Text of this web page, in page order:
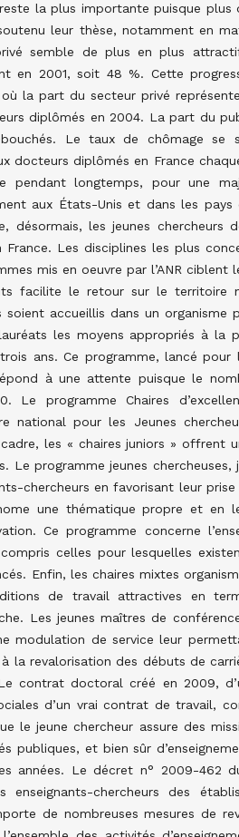
la plus importante puisque plus
leur thèse, notamment en
semble de plus en plus
en 2001, soit 48 %. Cette
la part du secteur privé
diplômés en 2004. La part du
Le taux de chômage se
docteurs diplômés en France
pendant longtemps, pour une
aux États-Unis et dans les
désormais, les jeunes chercheurs
Les disciplines les plus
mis en oeuvre par l’ANR ciblent
facilite le retour sur le territoire
soient accueillis dans un
les moyens appropriés à la
ans. Ce programme, lancé
à une attente puisque le
Le programme Chaires
national pour les Jeunes
les « chaires juniors » offrent
Le programme jeunes
chercheurs en favorisant leur
une thématique propre et en
Ce programme concerne
celles pour lesquelles
Enfin, les chaires mixtes
de travail attractives en
Les jeunes maîtres de
modulation de service leur
la revalorisation des débuts de
contrat doctoral créé en 2009,
d’un vrai contrat de travail,
le jeune chercheur assure des
publiques, et bien sûr
années. Le décret n° 2009-462
chercheurs des
de nombreuses mesures de